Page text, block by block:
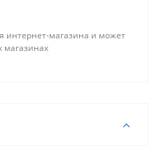
интернет-магазина и может
магазинах